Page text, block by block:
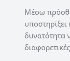
Μέσω
δυνατότητα